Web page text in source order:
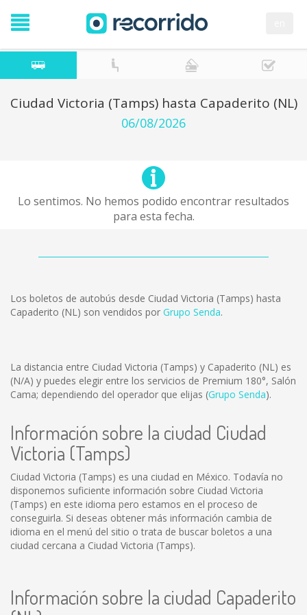
Ciudad Victoria (Tamps) hasta Capaderito (NL)
06/08/2026
Lo sentimos. No hemos podido encontrar resultados
para esta fecha.
Los boletos de autobús desde Ciudad Victoria (Tamps) hasta
Capaderito (NL) son vendidos por Grupo Senda.
La distancia entre Ciudad Victoria (Tamps) y Capaderito (NL) es
(N/A) y puedes elegir entre los servicios de Premium 180°, Salón
Cama; dependiendo del operador que elijas (Grupo Senda).
Información sobre la ciudad Ciudad
Victoria (Tamps)
Ciudad Victoria (Tamps) es una ciudad en México. Todavía no
disponemos suficiente información sobre Ciudad Victoria
(Tamps) en este idioma pero estamos en el proceso de
conseguirla. Si deseas obtener más información cambia de
idioma en el menú del sitio o trata de buscar boletos a una
ciudad cercana a Ciudad Victoria (Tamps).
Información sobre la ciudad Capaderito